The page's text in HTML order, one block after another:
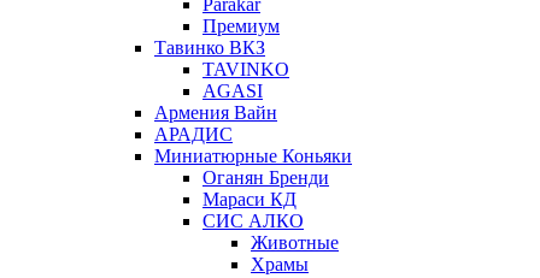
Parakar
Премиум
Тавинко ВКЗ
TAVINKO
AGASI
Армения Вайн
АРАДИС
Миниатюрные Коньяки
Оганян Бренди
Мараси КД
СИС АЛКО
Животные
Храмы